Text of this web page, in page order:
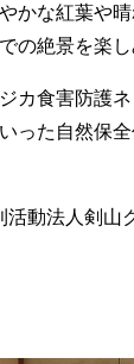
かな紅葉や
の絶景を楽し
カ食害防護
った自然保全
活動法人剣山